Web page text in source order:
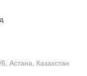
Астана, Казахстан